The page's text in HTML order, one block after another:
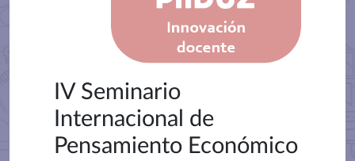
IV Seminario
Internacional de
Pensamiento Económico